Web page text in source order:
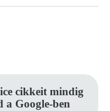
cikkeit mindig
a Google-ben